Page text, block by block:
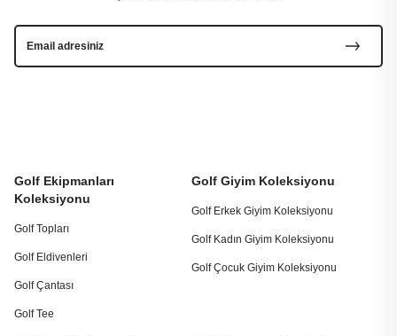
Golf Ekipmanları
Koleksiyonu
Golf Topları
Golf Eldivenleri
Golf Çantası
Golf Tee
Golf Giyim Koleksiyonu
Golf Erkek Giyim Koleksiyonu
Golf Kadın Giyim Koleksiyonu
Golf Çocuk Giyim Koleksiyonu